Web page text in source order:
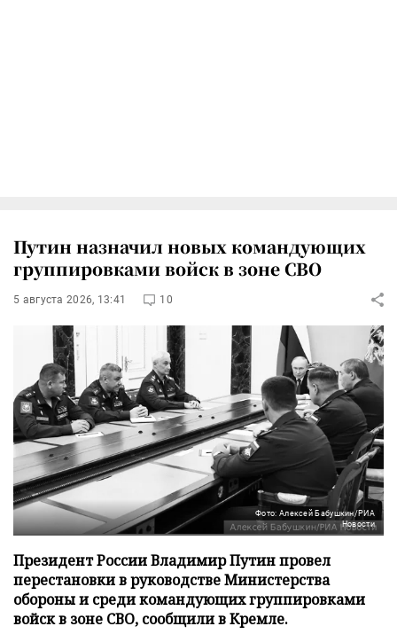
Путин назначил новых командующих
группировками войск в зоне СВО
5 августа 2026, 13:41 10
Фото: Алексей Бабушкин/РИА
Новости
Президент России Владимир Путин провел
перестановки в руководстве Министерства
обороны и среди командующих группировками
войск в зоне СВО, сообщили в Кремле.